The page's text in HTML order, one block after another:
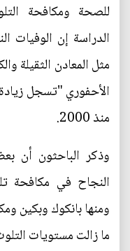
للصحة ومكافحة
الدراسة إن الوفيات
مثل المعادن الثقيلة
منذ 2000.
وذكر الباحثون أن
النجاح في مكافحة
ومنها بانكوك وبكين
ما زالت مستويات